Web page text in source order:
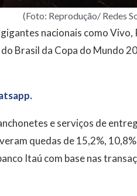
(Foto: Reprodução/ Redes
nacionais como
Brasil da Copa do Mundo
e serviços de
quedas de 15,2%,
Itaú com base nas